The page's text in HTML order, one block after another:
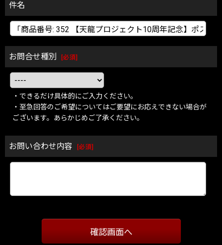
件名
お問合せ種別 [必須]
・できるだけ具体的にご入力ください。
・至急回答のご希望についてはご要望にお応えできない場合が
ございます。あらかじめご了承ください。
お問い合わせ内容 [必須]
確認画面へ